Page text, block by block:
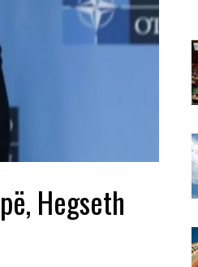
Hegseth